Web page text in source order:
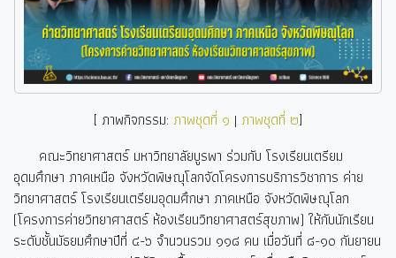
[ ภาพกิจกรรม: ภาพชุดที่ ๑ | ภาพชุดที่ ๒]
คณะวิทยาศาสตร์ มหาวิทยาลัยบูรพา ร่วมกับ โรงเรียนเตรียม
อุดมศึกษา ภาคเหนือ จังหวัดพิษณุโลกจัดโครงการบริการวิชาการ ค่าย
วิทยาศาสตร์ โรงเรียนเตรียมอุดมศึกษา ภาคเหนือ จังหวัดพิษณุโลก
(โครงการค่ายวิทยาศาสตร์ ห้องเรียนวิทยาศาสตร์สุขภาพ) ให้กับนักเรียน
ระดับชั้นมัธยมศึกษาปีที่ ๔-๖ จำนวนรวม ๑๑๘ คน เมื่อวันที่ ๘-๑๐ กันยายน